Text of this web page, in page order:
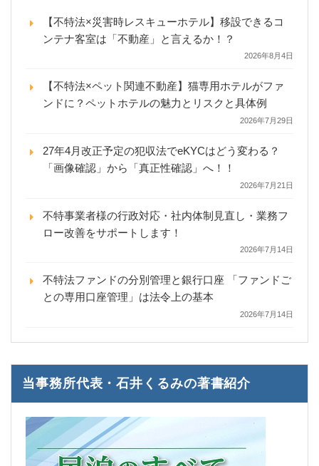
【不特法×災害時レスキューホテル】移設できるコ
ンテナ客室は「不動産」と言えるか！？
2026年8月4日
【不特法×ペット関連不動産】猫専用ホテルがファ
ンドに？ペットホテルの魅力とリスクと具体例
2026年7月29日
27年4月改正予定の犯収法でeKYCはどう変わる？
「画像確認」から「真正性確認」へ！！
2026年7月21日
不特事業者様の行政対応・社内体制見直し・業務フ
ロー改善をサポートします！
2026年7月14日
不特法ファンドの分別管理と銀行口座 「ファンドご
との専用口座管理」は法令上の基本
2026年7月14日
当事務所代表・石井くるみの著書紹介